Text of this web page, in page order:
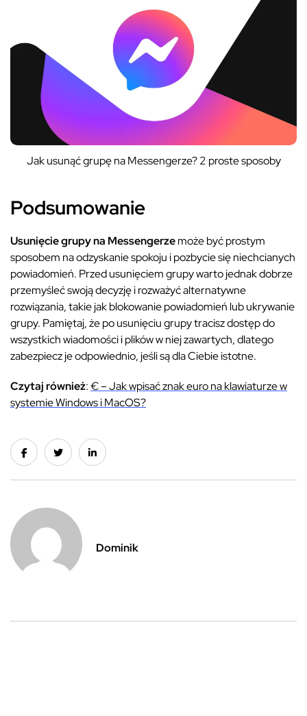
Jak usunąć grupę na Messengerze? 2 proste sposoby
Podsumowanie
Usunięcie grupy na Messengerzemoże być prostym
sposobem na odzyskanie spokoju i pozbycie się niechcianych
powiadomień. Przed usunięciem grupy warto jednak dobrze
przemyśleć swoją decyzję i rozważyć alternatywne
rozwiązania, takie jak blokowanie powiadomień lub ukrywanie
grupy. Pamiętaj, że po usunięciu grupy tracisz dostęp do
wszystkich wiadomości i plików w niej zawartych, dlatego
zabezpiecz je odpowiednio, jeśli są dla Ciebie istotne.
Czytaj również:€ – Jak wpisać znak euro na klawiaturze w
systemie Windows i MacOS?
Dominik